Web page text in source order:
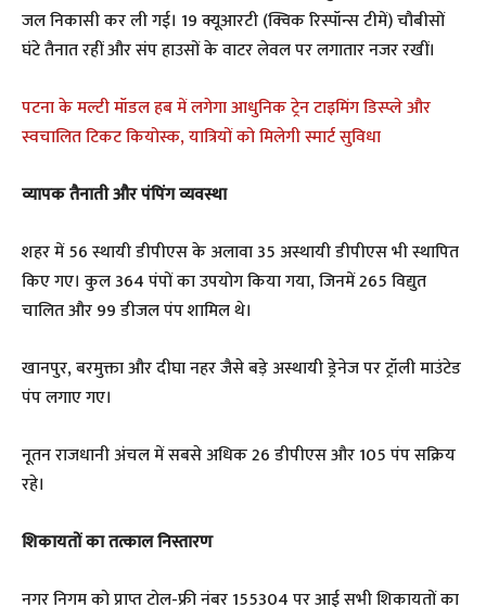
जल निकासी कर ली गई। 19 क्यूआरटी (क्विक रिस्पॉन्स टीमें) चौबीसों
घंटे तैनात रहीं और संप हाउसों के वाटर लेवल पर लगातार नजर रखीं।
पटना के मल्टी मॉडल हब में लगेगा आधुनिक ट्रेन टाइमिंग डिस्प्ले और
स्वचालित टिकट कियोस्क, यात्रियों को मिलेगी स्मार्ट सुविधा
व्यापक तैनाती और पंपिंग व्यवस्था
शहर में 56 स्थायी डीपीएस के अलावा 35 अस्थायी डीपीएस भी स्थापित
किए गए। कुल 364 पंपों का उपयोग किया गया, जिनमें 265 विद्युत
चालित और 99 डीजल पंप शामिल थे।
खानपुर, बरमुक्ता और दीघा नहर जैसे बड़े अस्थायी ड्रेनेज पर ट्रॉली माउंटेड
पंप लगाए गए।
नूतन राजधानी अंचल में सबसे अधिक 26 डीपीएस और 105 पंप सक्रिय
रहे।
शिकायतों का तत्काल निस्तारण
नगर निगम को प्राप्त टोल-फ्री नंबर 155304 पर आई सभी शिकायतों का